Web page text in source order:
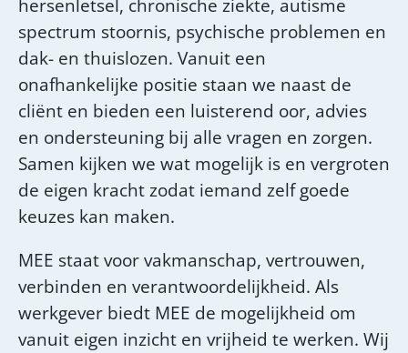
hersenletsel, chronische ziekte, autisme
spectrum stoornis, psychische problemen en
dak- en thuislozen. Vanuit een
onafhankelijke positie staan we naast de
cliënt en bieden een luisterend oor, advies
en ondersteuning bij alle vragen en zorgen.
Samen kijken we wat mogelijk is en vergroten
de eigen kracht zodat iemand zelf goede
keuzes kan maken.
MEE staat voor vakmanschap, vertrouwen,
verbinden en verantwoordelijkheid. Als
werkgever biedt MEE de mogelijkheid om
vanuit eigen inzicht en vrijheid te werken. Wij